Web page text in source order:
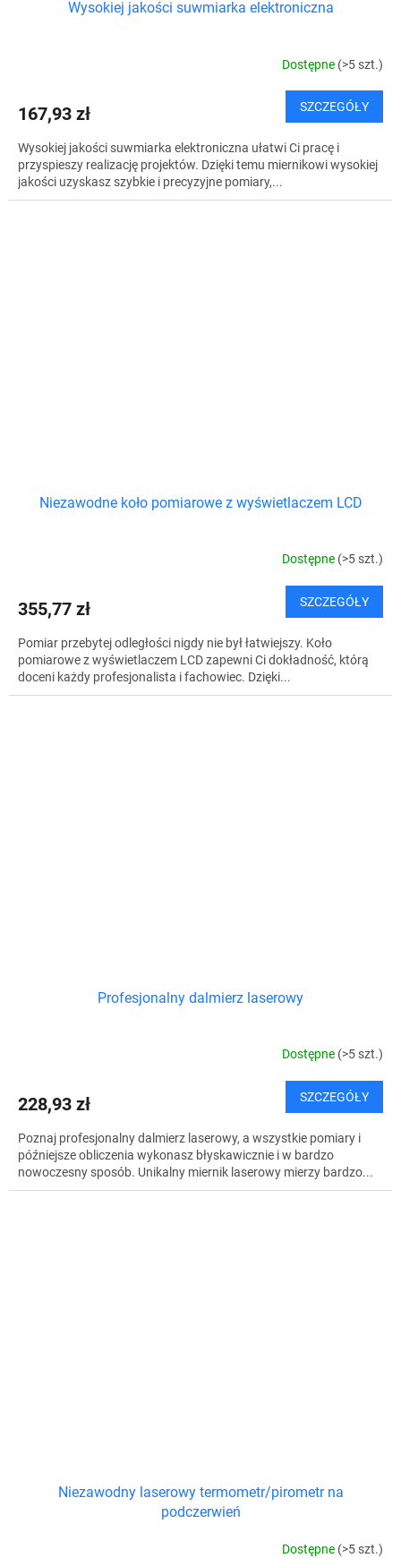
Wysokiej jakości suwmiarka elektroniczna
Dostępne (>5 szt.)
167,93 zł SZCZEGÓŁY
Wysokiej jakości suwmiarka elektroniczna ułatwi Ci pracę i
przyspieszy realizację projektów. Dzięki temu miernikowi wysokiej
jakości uzyskasz szybkie i precyzyjne pomiary,...
Niezawodne koło pomiarowe z wyświetlaczem LCD
Dostępne (>5 szt.)
355,77 zł SZCZEGÓŁY
Pomiar przebytej odległości nigdy nie był łatwiejszy. Koło
pomiarowe z wyświetlaczem LCD zapewni Ci dokładność, którą
doceni każdy profesjonalista i fachowiec. Dzięki...
Profesjonalny dalmierz laserowy
Dostępne (>5 szt.)
228,93 zł SZCZEGÓŁY
Poznaj profesjonalny dalmierz laserowy, a wszystkie pomiary i
późniejsze obliczenia wykonasz błyskawicznie i w bardzo
nowoczesny sposób. Unikalny miernik laserowy mierzy bardzo...
Niezawodny laserowy termometr/pirometr na
podczerwień
Dostępne (>5 szt.)